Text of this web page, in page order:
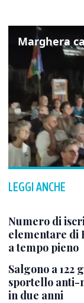
LEGGI ANCHE
Numero di
elementare di
a tempo pieno
Salgono a
sportello anti-
in due anni